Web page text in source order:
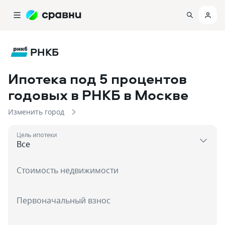
РНКБ
Ипотека под 5 процентов
годовых в РНКБ в Москве
Изменить город
Цель ипотеки
Стоимость недвижимости
Первоначальный взнос